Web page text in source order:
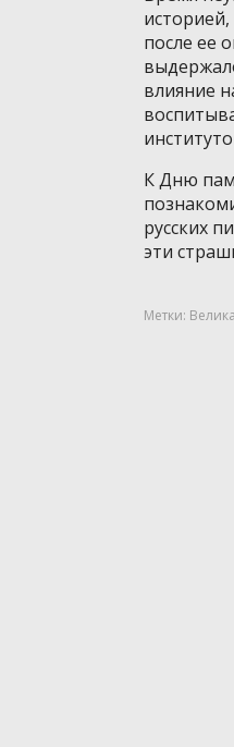
после ее
влияние
К Дню
русских
эти
Метки: